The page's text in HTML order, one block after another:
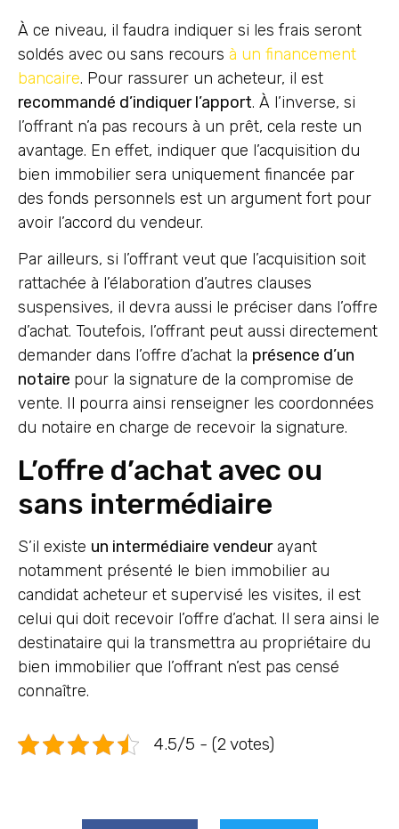
À ce niveau, il faudra indiquer si les frais seront
soldés avec ou sans recours à un financement
bancaire. Pour rassurer un acheteur, il est
recommandé d’indiquer l’apport. À l’inverse, si
l’offrant n’a pas recours à un prêt, cela reste un
avantage. En effet, indiquer que l’acquisition du
bien immobilier sera uniquement financée par
des fonds personnels est un argument fort pour
avoir l’accord du vendeur.
Par ailleurs, si l’offrant veut que l’acquisition soit
rattachée à l’élaboration d’autres clauses
suspensives, il devra aussi le préciser dans l’offre
d’achat. Toutefois, l’offrant peut aussi directement
demander dans l’offre d’achat la présence d’un
notaire pour la signature de la compromise de
vente. Il pourra ainsi renseigner les coordonnées
du notaire en charge de recevoir la signature.
L’offre d’achat avec ou
sans intermédiaire
S’il existe un intermédiaire vendeurayant
notamment présenté le bien immobilier au
candidat acheteur et supervisé les visites, il est
celui qui doit recevoir l’offre d’achat. Il sera ainsi le
destinataire qui la transmettra au propriétaire du
bien immobilier que l’offrant n’est pas censé
connaître.
4.5/5 - (2 votes)